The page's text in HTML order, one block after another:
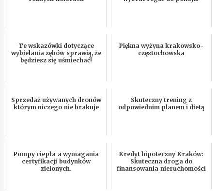
Te wskazówki dotyczące
wybielania zębów sprawią, że
będziesz się uśmiechać!
Piękna wyżyna krakowsko-
częstochowska
Sprzedaż używanych dronów
którym niczego nie brakuje
Skuteczny trening z
odpowiednim planem i dietą
Pompy ciepła a wymagania
certyfikacji budynków
zielonych.
Kredyt hipoteczny Kraków:
Skuteczna droga do
finansowania nieruchomości